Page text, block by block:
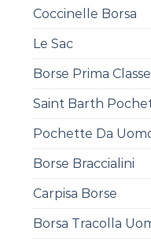
Coccinelle Borsa
Le Sac
Borse Prima Classe
Saint Barth
Pochette Da
Borse Braccialini
Carpisa Borse
Borsa Tracolla